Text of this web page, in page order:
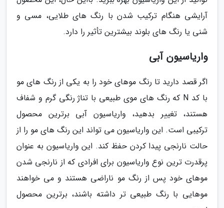
آرایشی هنگام ترکیب شدن با رنگ های طلایی، مسی و
شنی یا رنگ های بلوند بیشترین تأثیر را دارد.
واریاسیون آبی
اگر قصد دارید تا رنگ موهای خود را به یکی از رنگ های مو
با کد N که رنگ های موی طبیعی با تناژ رنگی گرم و شفاف
هستند، تغییر بدهید، واریاسیون آبی برترین محصول
ترکیبی است. این واریاسیون می تواند این رنگ های مو را از
حالت نارنجی پیدا کردن حفظ کند. این واریاسیون به عنوان
پرقدرت ترین نوع واریاسیون برای افرادی که از نارنجی شدن
موهای خود پس از رنگ مو ناراضی هستند و می خواهند
موهایی با رنگ طبیعی تر داشته باشند، برترین محصول